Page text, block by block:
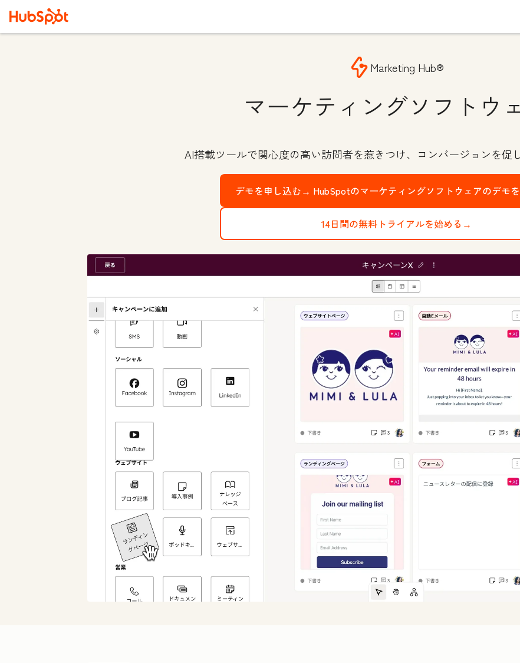
Marketing Hub®
マーケティングソフトウ
AI搭載ツールで関心度の高い訪問者を惹きつけ、コンバージョンを促
デモを申し込む→ HubSpotのマーケティングソフトウェアのデモ
14日間の無料トライアルを始める→